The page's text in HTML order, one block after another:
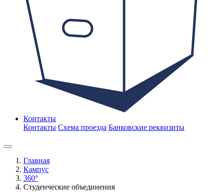
Контакты
Контакты Схема проезда Банковские реквизиты
Главная
Кампус
360°
Студенческие объединения